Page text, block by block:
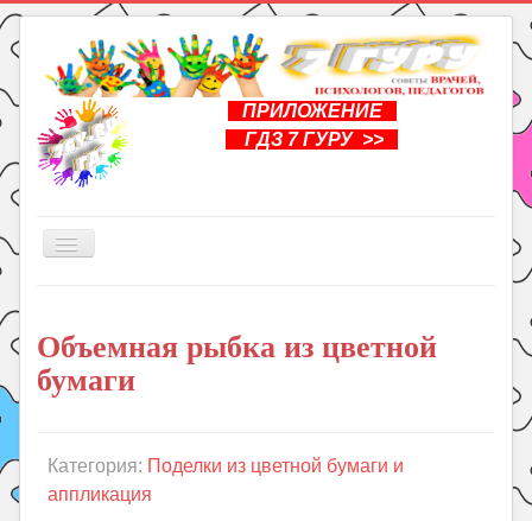
ПРИЛОЖЕНИЕ
ГДЗ 7 ГУРУ >>
Включить/
Книги
Рукоделие
Уроки
ГДЗ
Объемная рыбка из цветной
бумаги
Категория: Поделки из цветной бумаги и
аппликация